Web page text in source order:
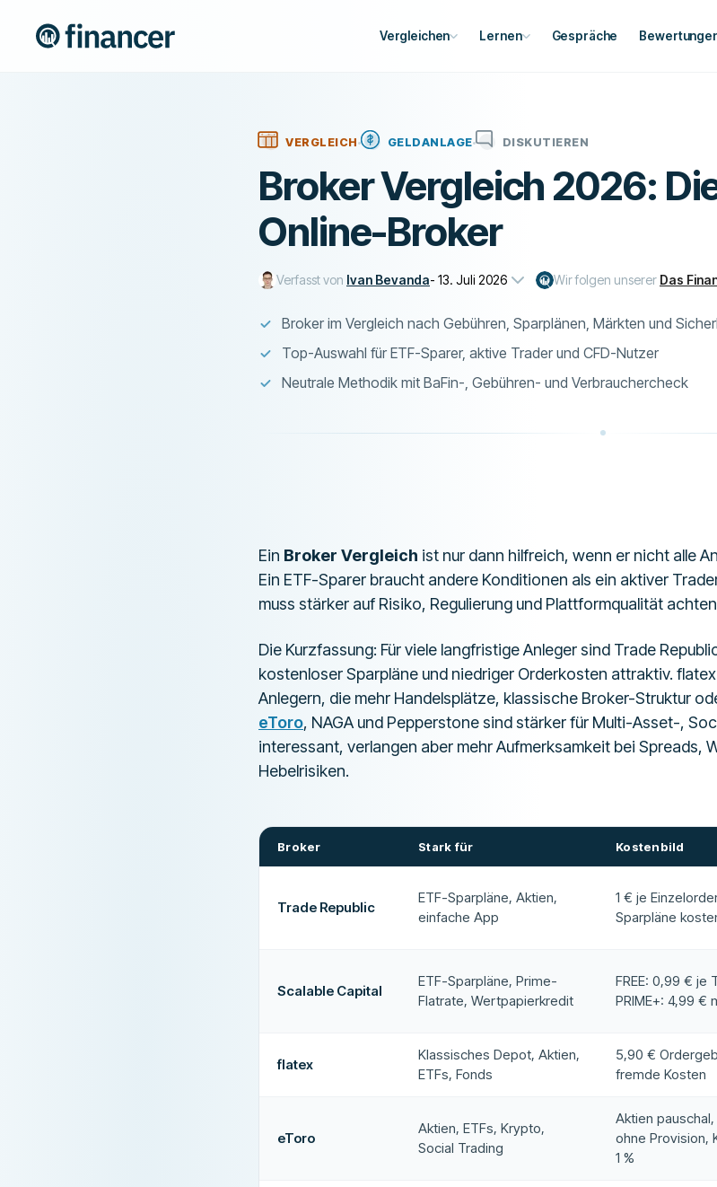
Vergleichen Lernen Gespräche
VERGLEICH GELDANLAGE DISKUTIEREN
Broker Vergleich 2026:
Online-Broker
Verfasst von Ivan Bevanda- 13. Juli 2026 Wir folgen unserer Das
Broker im Vergleich nach Gebühren, Sparplänen, Märkten und
Top-Auswahl für ETF-Sparer, aktive Trader und CFD-Nutzer
Neutrale Methodik mit BaFin-, Gebühren- und Verbrauchercheck
Ein Broker Vergleich ist nur dann hilfreich, wenn er nicht alle
Ein ETF-Sparer braucht andere Konditionen als ein aktiver
muss stärker auf Risiko, Regulierung und Plattformqualität
Die Kurzfassung: Für viele langfristige Anleger sind Trade
kostenloser Sparpläne und niedriger Orderkosten attraktiv.
Anlegern, die mehr Handelsplätze, klassische Broker-Struktur
eToro, NAGA und Pepperstone sind stärker für Multi-Asset-,
interessant, verlangen aber mehr Aufmerksamkeit bei Spreads,
Hebelrisiken.
Broker Stark für Kostenbild
Trade Republic
ETF-Sparpläne, Aktien,
einfache App
1 € je
Sparpläne
Scalable Capital
ETF-Sparpläne, Prime-
Flatrate, Wertpapierkredit
FREE: 0,99 € je
PRIME+: 4,99 €
flatex
Klassisches Depot, Aktien,
ETFs, Fonds
5,90 €
fremde Kosten
eToro
Aktien, ETFs, Krypto,
Social Trading
Aktien pauschal,
ohne Provision,
1 %